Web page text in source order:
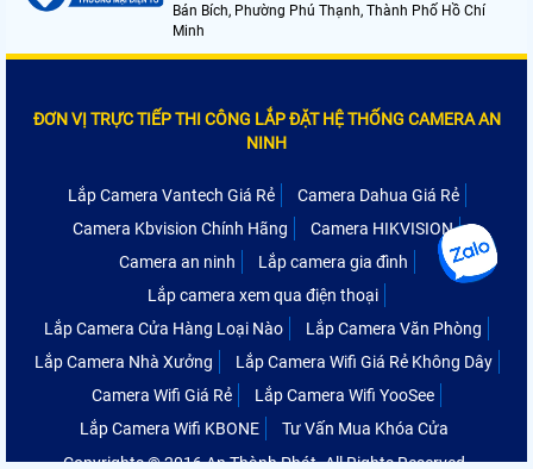
Bán Bích, Phường Phú Thạnh, Thành Phố Hồ Chí
Minh
ĐƠN VỊ TRỰC TIẾP THI CÔNG LẮP ĐẶT HỆ THỐNG CAMERA AN
NINH
Lắp Camera Vantech Giá Rẻ
Camera Dahua Giá Rẻ
Camera Kbvision Chính Hãng
Camera HIKVISION
Camera an ninh
Lắp camera gia đình
Lắp camera xem qua điện thoại
Lắp Camera Cửa Hàng Loại Nào
Lắp Camera Văn Phòng
Lắp Camera Nhà Xưởng
Lắp Camera Wifi Giá Rẻ Không Dây
Camera Wifi Giá Rẻ
Lắp Camera Wifi YooSee
Lắp Camera Wifi KBONE
Tư Vấn Mua Khóa Cửa
Copyrights © 2016 An Thành Phát. All Rights Reserved.